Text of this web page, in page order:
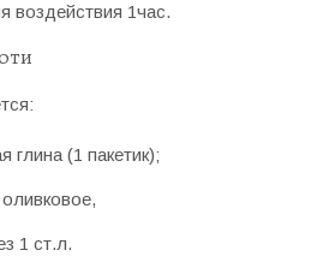
воздействия 1час.
глина (1 пакетик);
1 ст.л.